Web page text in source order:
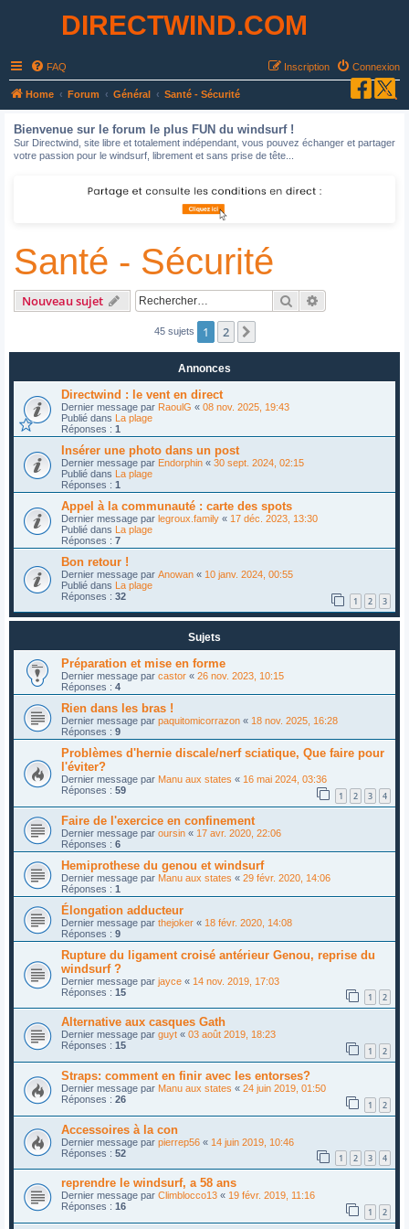
DIRECTWIND.COM
FAQ Connexion
Inscription
Home Forum Général Santé - Sécurité
Bienvenue sur le forum le plus FUN du windsurf !
Sur Directwind, site libre et totalement indépendant, vous pouvez échanger et partager
votre passion pour le windsurf, librement et sans prise de tête...
Santé - Sécurité
Nouveau sujet Rechercher
45 sujets 1 2
Annonces
Directwind : le vent en direct
Dernier message par RaoulG « 08 nov. 2025, 19:43
Publié dans La plage
Réponses : 1
Insérer une photo dans un post
Dernier message par Endorphin « 30 sept. 2024, 02:15
Publié dans La plage
Réponses : 1
Appel à la communauté : carte des spots
Dernier message par legroux.family « 17 déc. 2023, 13:30
Publié dans La plage
Réponses : 7
Bon retour !
Dernier message par Anowan « 10 janv. 2024, 00:55
Publié dans La plage
Réponses : 32 1 2 3
Sujets
Préparation et mise en forme
Dernier message par castor « 26 nov. 2023, 10:15
Réponses : 4
Rien dans les bras !
Dernier message par paquitomicorrazon « 18 nov. 2025, 16:28
Réponses : 9
Problèmes d'hernie discale/nerf sciatique, Que faire pour
l'éviter?
Dernier message par Manu aux states « 16 mai 2024, 03:36
Réponses : 59 1 2 3 4
Faire de l'exercice en confinement
Dernier message par oursin « 17 avr. 2020, 22:06
Réponses : 6
Hemiprothese du genou et windsurf
Dernier message par Manu aux states « 29 févr. 2020, 14:06
Réponses : 1
Élongation adducteur
Dernier message par thejoker « 18 févr. 2020, 14:08
Réponses : 9
Rupture du ligament croisé antérieur Genou, reprise du
windsurf ?
Dernier message par jayce « 14 nov. 2019, 17:03
Réponses : 15 1 2
Alternative aux casques Gath
Dernier message par guyt « 03 août 2019, 18:23
Réponses : 15 1 2
Straps: comment en finir avec les entorses?
Dernier message par Manu aux states « 24 juin 2019, 01:50
Réponses : 26 1 2
Accessoires à la con
Dernier message par pierrep56 « 14 juin 2019, 10:46
Réponses : 52 1 2 3 4
reprendre le windsurf, a 58 ans
Dernier message par Climblocco13 « 19 févr. 2019, 11:16
Réponses : 16 1 2